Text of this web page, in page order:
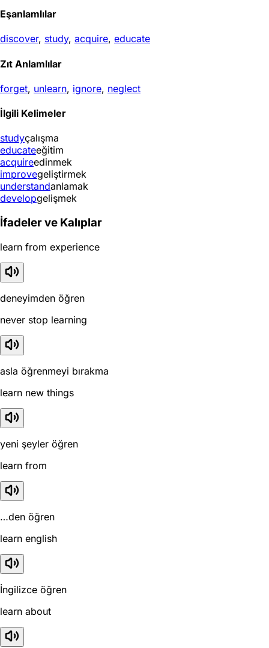
Eşanlamlılar
discover, study, acquire, educate
Zıt Anlamlılar
forget, unlearn, ignore, neglect
İlgili Kelimeler
studyçalışma
educateeğitim
acquireedinmek
improvegeliştirmek
understandanlamak
developgelişmek
İfadeler ve Kalıplar
learn from experience
deneyimden öğren
never stop learning
asla öğrenmeyi bırakma
learn new things
yeni şeyler öğren
learn from
…den öğren
learn english
İngilizce öğren
learn about